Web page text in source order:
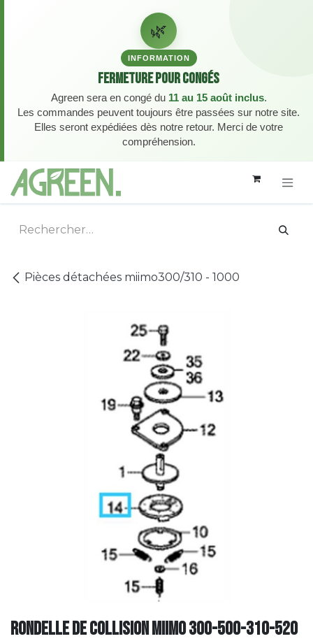
🌿
INFORMATION
Fermeture pour congés
Agreen sera en congé du 11 au 15 août inclus.
Les commandes peuvent toujours être passées sur notre site.
Elles seront expédiées dès notre retour. Merci de votre
compréhension.
Se rendre au contenu
Pièces détachées miimo300/310 - 1000
Rondelle de collision Miimo 300-500-310-520